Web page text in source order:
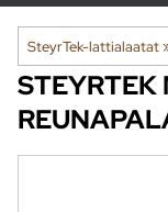
SteyrTek-lattialaatat
STEYRTEK